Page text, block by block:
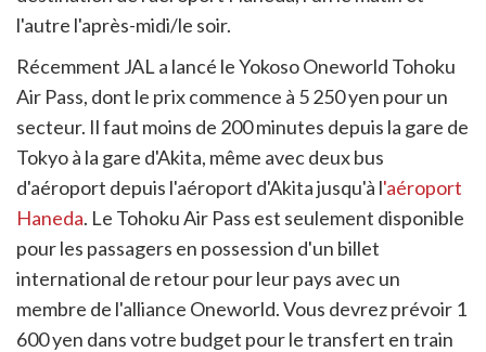
l'autre l'après-midi/le soir.
Récemment JAL a lancé le Yokoso Oneworld Tohoku
Air Pass, dont le prix commence à 5 250 yen pour un
secteur. Il faut moins de 200 minutes depuis la gare de
Tokyo à la gare d'Akita, même avec deux bus
d'aéroport depuis l'aéroport d'Akita jusqu'à l'aéroport
Haneda. Le Tohoku Air Pass est seulement disponible
pour les passagers en possession d'un billet
international de retour pour leur pays avec un
membre de l'alliance Oneworld. Vous devrez prévoir 1
600 yen dans votre budget pour le transfert en train